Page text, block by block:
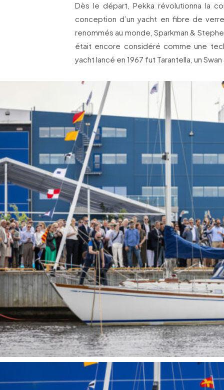
Dès le départ, Pekka révolutionna la
conception d’un yacht en fibre de
renommés au monde, Sparkman &
était encore considéré comme une
yacht lancé en 1967 fut Tarantella, un